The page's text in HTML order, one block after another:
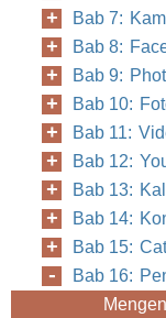
Bab 7:
Bab 8:
Bab 9:
Bab 10:
Bab 11:
Bab 12:
Bab 13:
Bab 14:
Bab 15:
Bab 16: